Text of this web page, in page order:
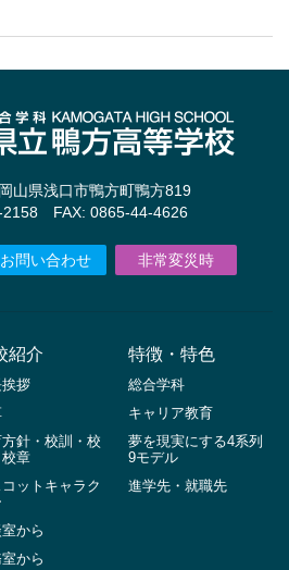
山県浅口市鴨方町鴨方819
2158 FAX: 0865-44-4626
お問い合わせ 非常変災時
紹介
拶
針・校訓・校
章
ットキャラク
から
から
特徴・特色
総合学科
キャリア教育
夢を現実にする4系列
9モデル
進学先・就職先